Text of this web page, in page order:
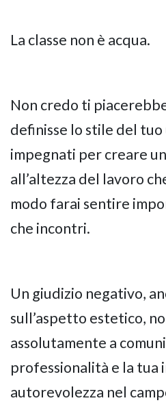
La classe non è acqua.
Non credo ti
definisse lo stile del tuo
impegnati per creare
all’altezza del lavoro
modo farai sentire
che incontri.
Un giudizio negativo,
sull’aspetto estetico,
assolutamente a
professionalità e la tua
autorevolezza nel